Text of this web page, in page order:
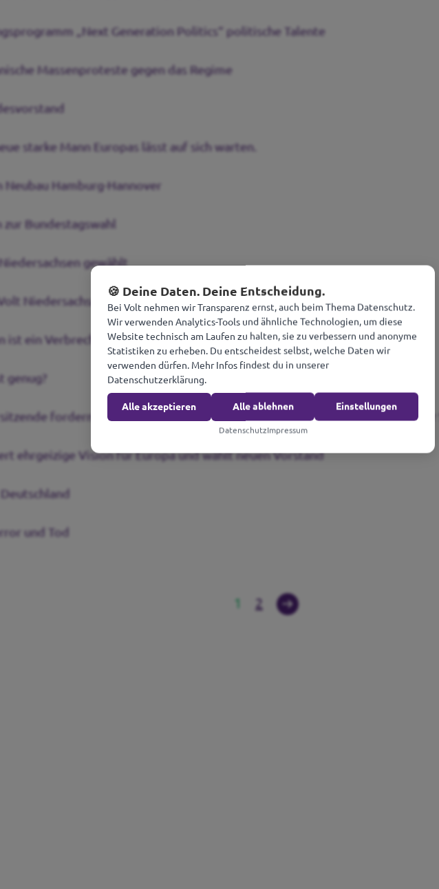
„Next Generation Politics“ politische Talente
Massenproteste gegen das Regime
starke Mann Europas lässt auf sich warten.
Hamburg-Hannover
Bundestagswahl
Landesliste von Volt Niedersachsen gewählt
Niedersachsen
ist ein Verbrechen – egal wo in Europa!“
fordern: Nach über zwei Monaten Krieg muss die EU endlich mit
ehrgeizige Vision für Europa und wählt neuen Vorstand
und Tod
1 2
🍪 Deine Daten. Deine Entscheidung.
Bei Volt nehmen wir Transparenz ernst, auch beim Thema Datenschutz.
Wir verwenden Analytics-Tools und ähnliche Technologien, um diese
Website technisch am Laufen zu halten, sie zu verbessern und anonyme
Statistiken zu erheben. Du entscheidest selbst, welche Daten wir
verwenden dürfen. Mehr Infos findest du in unserer
Datenschutzerklärung.
Alle akzeptieren Alle ablehnen Einstellungen
DatenschutzImpressum